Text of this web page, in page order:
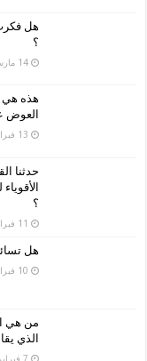
هل
؟
14 مارس، 2019
هذه هي
العوض
13 فبراير، 2019
حدثنا
؟
11 فبراير، 2019
هل
10 فبراير، 2019
الذي
7 فبراير، 2019